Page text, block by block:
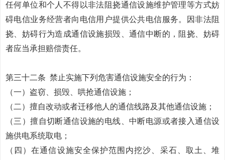
任何单位和个人不得以非法阻挠通信设施维护管理等方式妨
碍电信业务经营者向电信用户提供公共电信服务。因非法阻
挠、妨碍行为造成通信设施损毁、通信中断的，阻挠、妨碍
者应当承担赔偿责任。
第三十二条 禁止实施下列危害通信设施安全的行为：
（一）盗窃、损毁、哄抢通信设施；
（二）擅自改动或者迁移他人的通信线路及其他通信设施；
（三）擅自切断通信设施的电线、中断电源或者接入通信设
施供电系统取电；
（四）在通信设施安全保护范围内挖沙、采石、取土、堆